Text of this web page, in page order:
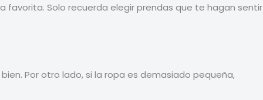
favorita. Solo recuerda elegir prendas que te hagan sentir
Por otro lado, si la ropa es demasiado pequeña,